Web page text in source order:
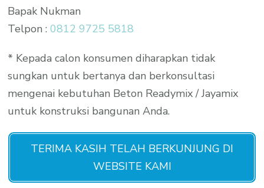
Bapak Nukman
Telpon :0812 9725 5818
* Kepada calon konsumen diharapkan tidak
sungkan untuk bertanya dan berkonsultasi
mengenai kebutuhan Beton Readymix / Jayamix
untuk konstruksi bangunan Anda.
TERIMA KASIH TELAH BERKUNJUNG DI
WEBSITE KAMI